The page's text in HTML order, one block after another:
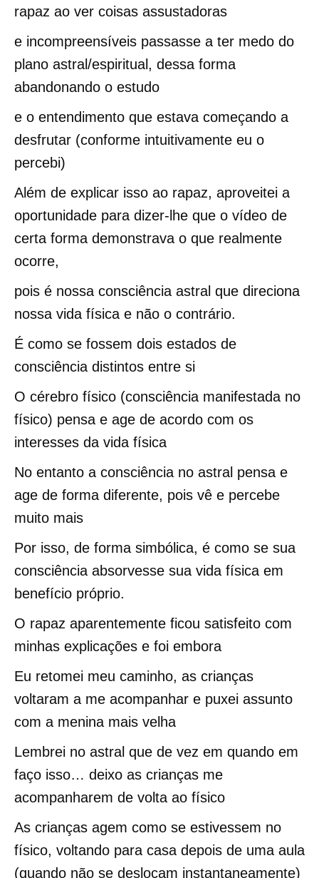
rapaz ao ver coisas assustadoras
e incompreensíveis passasse a ter medo do
plano astral/espiritual, dessa forma
abandonando o estudo
e o entendimento que estava começando a
desfrutar (conforme intuitivamente eu o
percebi)
Além de explicar isso ao rapaz, aproveitei a
oportunidade para dizer-lhe que o vídeo de
certa forma demonstrava o que realmente
ocorre,
pois é nossa consciência astral que direciona
nossa vida física e não o contrário.
É como se fossem dois estados de
consciência distintos entre si
O cérebro físico (consciência manifestada no
físico) pensa e age de acordo com os
interesses da vida física
No entanto a consciência no astral pensa e
age de forma diferente, pois vê e percebe
muito mais
Por isso, de forma simbólica, é como se sua
consciência absorvesse sua vida física em
benefício próprio.
O rapaz aparentemente ficou satisfeito com
minhas explicações e foi embora
Eu retomei meu caminho, as crianças
voltaram a me acompanhar e puxei assunto
com a menina mais velha
Lembrei no astral que de vez em quando em
faço isso… deixo as crianças me
acompanharem de volta ao físico
As crianças agem como se estivessem no
físico, voltando para casa depois de uma aula
(quando não se deslocam instantaneamente)